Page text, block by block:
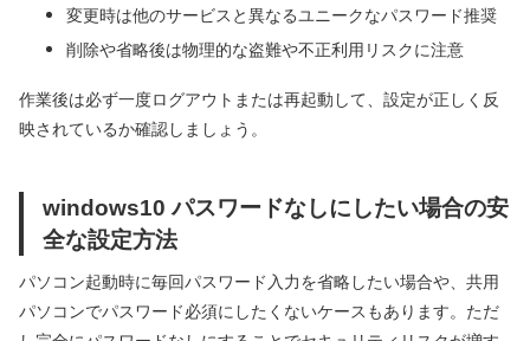
変更時は他のサービスと異なるユニークなパスワード推奨
削除や省略後は物理的な盗難や不正利用リスクに注意
作業後は必ず一度ログアウトまたは再起動して、設定が正しく反
映されているか確認しましょう。
windows10 パスワードなしにしたい場合の安
全な設定方法
パソコン起動時に毎回パスワード入力を省略したい場合や、共用
パソコンでパスワード必須にしたくないケースもあります。ただ